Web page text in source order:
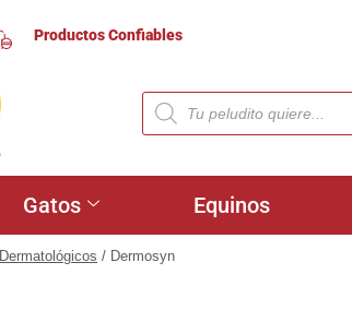
Productos Confiables
Gatos Equinos
Dermatológicos / Dermosyn